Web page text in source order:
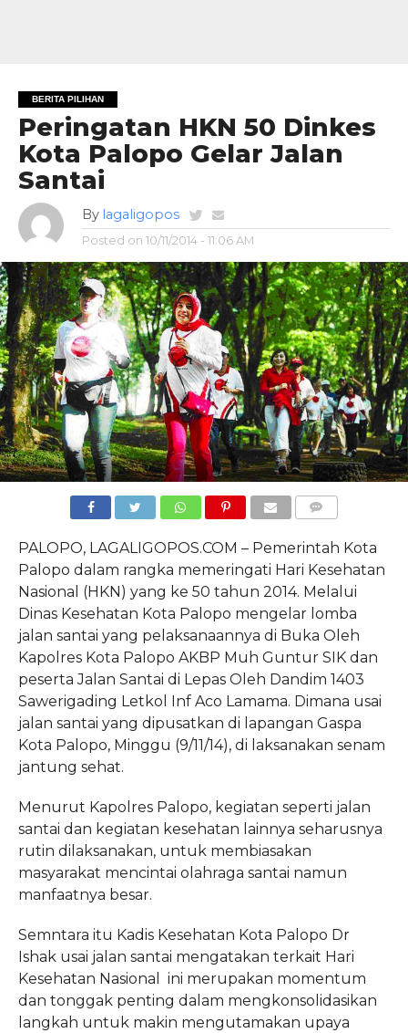
BERITA PILIHAN
Peringatan HKN 50 Dinkes
Kota Palopo Gelar Jalan
Santai
By lagaligopos
Posted on 10/11/2014 - 11:06 AM
PALOPO, LAGALIGOPOS.COM – Pemerintah Kota
Palopo dalam rangka memeringati Hari Kesehatan
Nasional (HKN) yang ke 50 tahun 2014. Melalui
Dinas Kesehatan Kota Palopo mengelar lomba
jalan santai yang pelaksanaannya di Buka Oleh
Kapolres Kota Palopo AKBP Muh Guntur SIK dan
peserta Jalan Santai di Lepas Oleh Dandim 1403
Sawerigading Letkol Inf Aco Lamama. Dimana usai
jalan santai yang dipusatkan di lapangan Gaspa
Kota Palopo, Minggu (9/11/14), di laksanakan senam
jantung sehat.
Menurut Kapolres Palopo, kegiatan seperti jalan
santai dan kegiatan kesehatan lainnya seharusnya
rutin dilaksanakan, untuk membiasakan
masyarakat mencintai olahraga santai namun
manfaatnya besar.
Semntara itu Kadis Kesehatan Kota Palopo Dr
Ishak usai jalan santai mengatakan terkait Hari
Kesehatan Nasional ini merupakan momentum
dan tonggak penting dalam mengkonsolidasikan
langkah untuk makin mengutamakan upaya